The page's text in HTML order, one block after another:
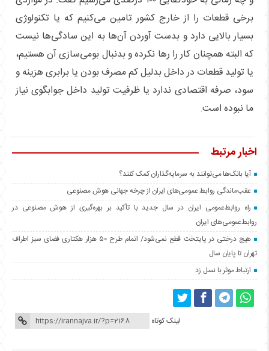
برخی قطعات را از خارج کشور تامین می‌کنیم که یا تکنولوژی
بسیار بالایی دارد و بدست آوردن آن‌ها به این سادگی‌ها نیست
که البته همچنان کار را رها نکرده و بدنبال بومی‌سازی آن هستیم،
یا تولید قطعات در داخل بدلیل کم مصرف بودن یا برابری هزینه و
سود، صرفه اقتصادی ندارد یا ظرفیت تولید داخل جوابگوی نیاز
ما نبوده است.
اخبار مرتبط
آیا بانک‌ها می‌توانند به سرمایه‌گذاران کمک کنند؟
عقب‌ماندگی روابط عمومی‌های ایران از چرخه جهانی هوش مصنوعی
راه روابط‌عمومی ایران در سال جدید با تأکید بر بهره‌گیری از هوش مصنوعی در
روابط‌عمومی‌های ایران
هیچ درختی در پایتخت قطع نمی‌شود/ اتمام طرح ۵۰ هزار هکتاری فضای سبز اطراف
تهران تا پایان سال
ارتباط موثر با نسل زد
لینک کوتاه